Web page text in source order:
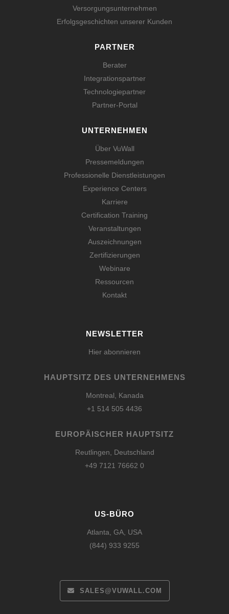
Versorgungsunternehmen
Erfolgsgeschichten unserer Kunden
PARTNER
Berater
Integrationspartner
Technologiepartner
Partner-Portal
UNTERNEHMEN
Über VuWall
Pressemeldungen
Professionelle Dienstleistungen
Experience Centers
Karriere
Certification Training
Veranstaltungen
Auszeichnungen
Zertifizierungen
Webinare
Ressourcen
Kontakt
NEWSLETTER
Hier abonnieren
HAUPTSITZ DES UNTERNEHMENS
Montreal, Kanada
+1 514 505 4436
EUROPÄISCHER HAUPTSITZ
Reutlingen, Deutschland
+49 7121 76662 0
US-BÜRO
Atlanta, GA, USA
(844) 933 9255
SALES@VUWALL.COM